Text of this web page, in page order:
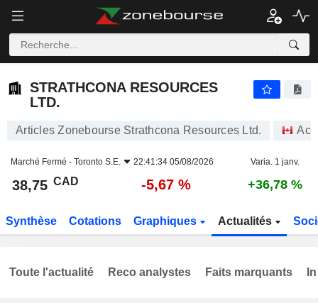
STRATHCONA RESOURCES
LTD.
Articles Zonebourse Strathcona Resources Ltd.
Marché Fermé - Toronto S.E. 22:41:34 05/08/2026 Varia. 1 janv.
38,75 CAD -5,67 % +36,78 %
Synthèse Cotations Graphiques Actualités
Toute l'actualité Reco analystes Faits marquants